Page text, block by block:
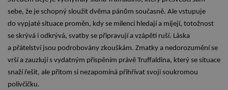
sebe, že je schopný sloužit dvěma pánům současně. Ale vstupuje
do vypjaté situace proměn, kdy se milenci hledají a míjejí, totožnost
se skrývá i odkrývá, svatby se připravují a vzápětí ruší. Láska
a přátelství jsou podrobovány zkouškám. Zmatky a nedorozumění se
vrší a zauzlují s vydatným přispěním právě Truffaldina, který se situace
snaží řešit, ale přitom si nezapomíná přihřívat svoji soukromou
polívčičku.